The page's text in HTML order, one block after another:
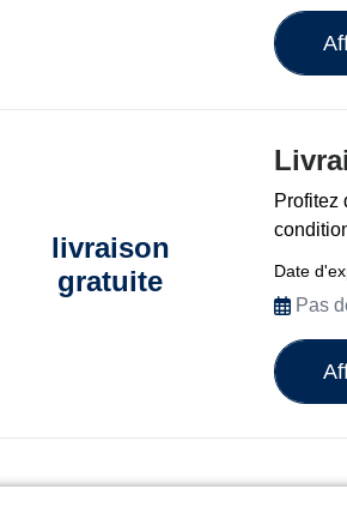
livraison
gratuite
Profitez
Date
Pas